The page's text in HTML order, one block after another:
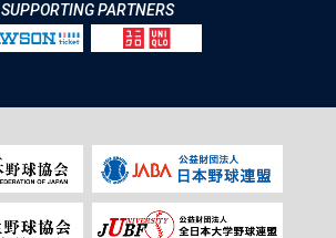
SUPPORTING PARTNERS